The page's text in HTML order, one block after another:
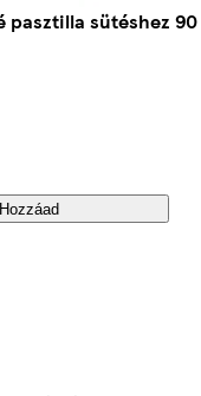
sütéshez 90
Hozzáad